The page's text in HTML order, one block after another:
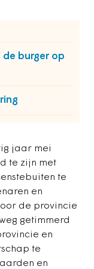
de burger op
jaar mei
te zijn met
te
en
de provincie
getimmerd
en
te
en